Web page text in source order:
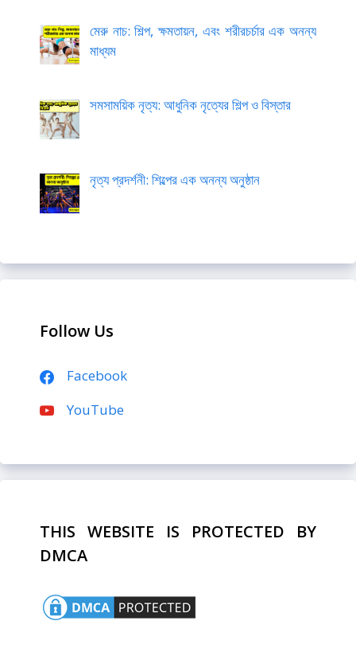
মেরু নাচ: শিল্প, ক্ষমতায়ন, এবং শরীরচর্চার এক অনন্য
মাধ্যম
সমসাময়িক নৃত্য: আধুনিক নৃত্যের শিল্প ও বিস্তার
নৃত্য প্রদর্শনী: শিল্পের এক অনন্য অনুষ্ঠান
Follow Us
Facebook
YouTube
THIS WEBSITE IS PROTECTED BY
DMCA